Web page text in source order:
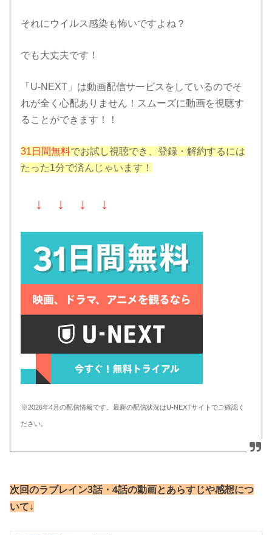
それにウイルス感染も怖いですよね？
でも大丈夫です！
「U-NEXT」は動画配信サービスをしているのでそ
れが全く心配ありません！スムーズに動画を視聴す
ることができます！！
31日間無料でお試し視聴でき、登録・解約するには
たった1分で済んじゃいます！
↓ ↓ ↓ ↓
※2026年4月の配信情報です。最新の配信状況はU-NEXTサイトでご確認く
ださい。
次回のラブレイン3話・4話の動画とあらすじや感想につ
いて↓